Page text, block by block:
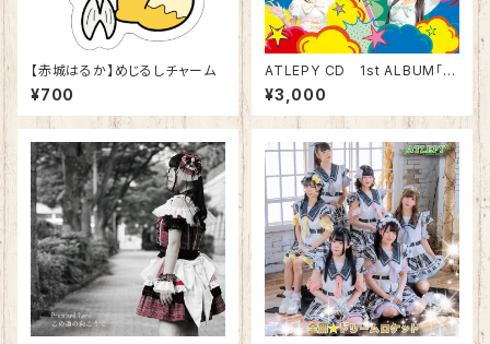
【赤城はるか】めじるしチャーム
¥700
ATLEPY CD 1st ALBUM「A
-LBUM」
¥3,000